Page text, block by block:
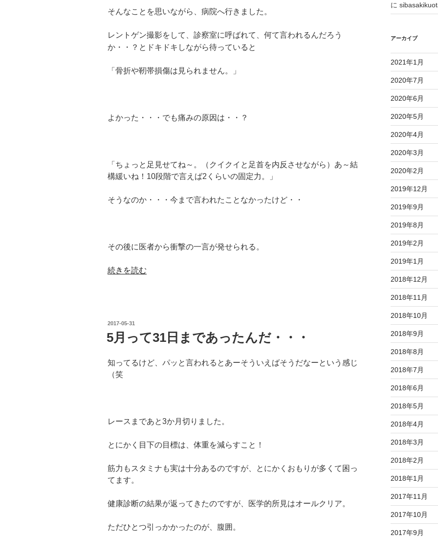
そんなことを思いながら、病院へ行きました。
レントゲン撮影をして、診察室に呼ばれて、何て言われるんだろう
か・・？と ドキドキしながら待っていると
「骨折や靭帯損傷は見られません。」
よかった・・・でも痛みの原因は・・？
「ちょっと足見せてね～。（クイクイと足首を内反させながら）あ～結
構緩いね！10段階で言えば2くらいの固定力。」
そうなのか・・・今まで言われたことなかったけど・・
その後に医者から衝撃の一言が発せられる。
“＃
わ
た
衝
言”
続きを読む
投
日:
2017-05-31
5月って31日まであったんだ・・・
知ってるけど、パッと言われるとあーそういえばそうだなーという感じ
（笑
レースまであと3か月切りました。
とにかく目下の目標は、体重を減らすこと！
筋力もスタミナも実は十分あるのですが、とにかくおもりが多くて困っ
てます。
健康診断の結果が返ってきたのですが、医学的所見はオールクリア。
ただひとつ引っかかったのが、腹囲。
に
アーカイブ
2021年1月
2020年7月
2020年6月
2020年5月
2020年4月
2020年3月
2020年2月
2019年12月
2019年9月
2019年8月
2019年2月
2019年1月
2018年12月
2018年11月
2018年10月
2018年9月
2018年8月
2018年7月
2018年6月
2018年5月
2018年4月
2018年3月
2018年2月
2018年1月
2017年11月
2017年10月
2017年9月